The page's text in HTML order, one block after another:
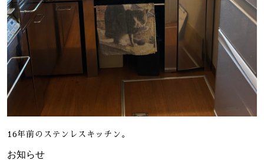
16年前のステンレスキッチン。
お知らせ